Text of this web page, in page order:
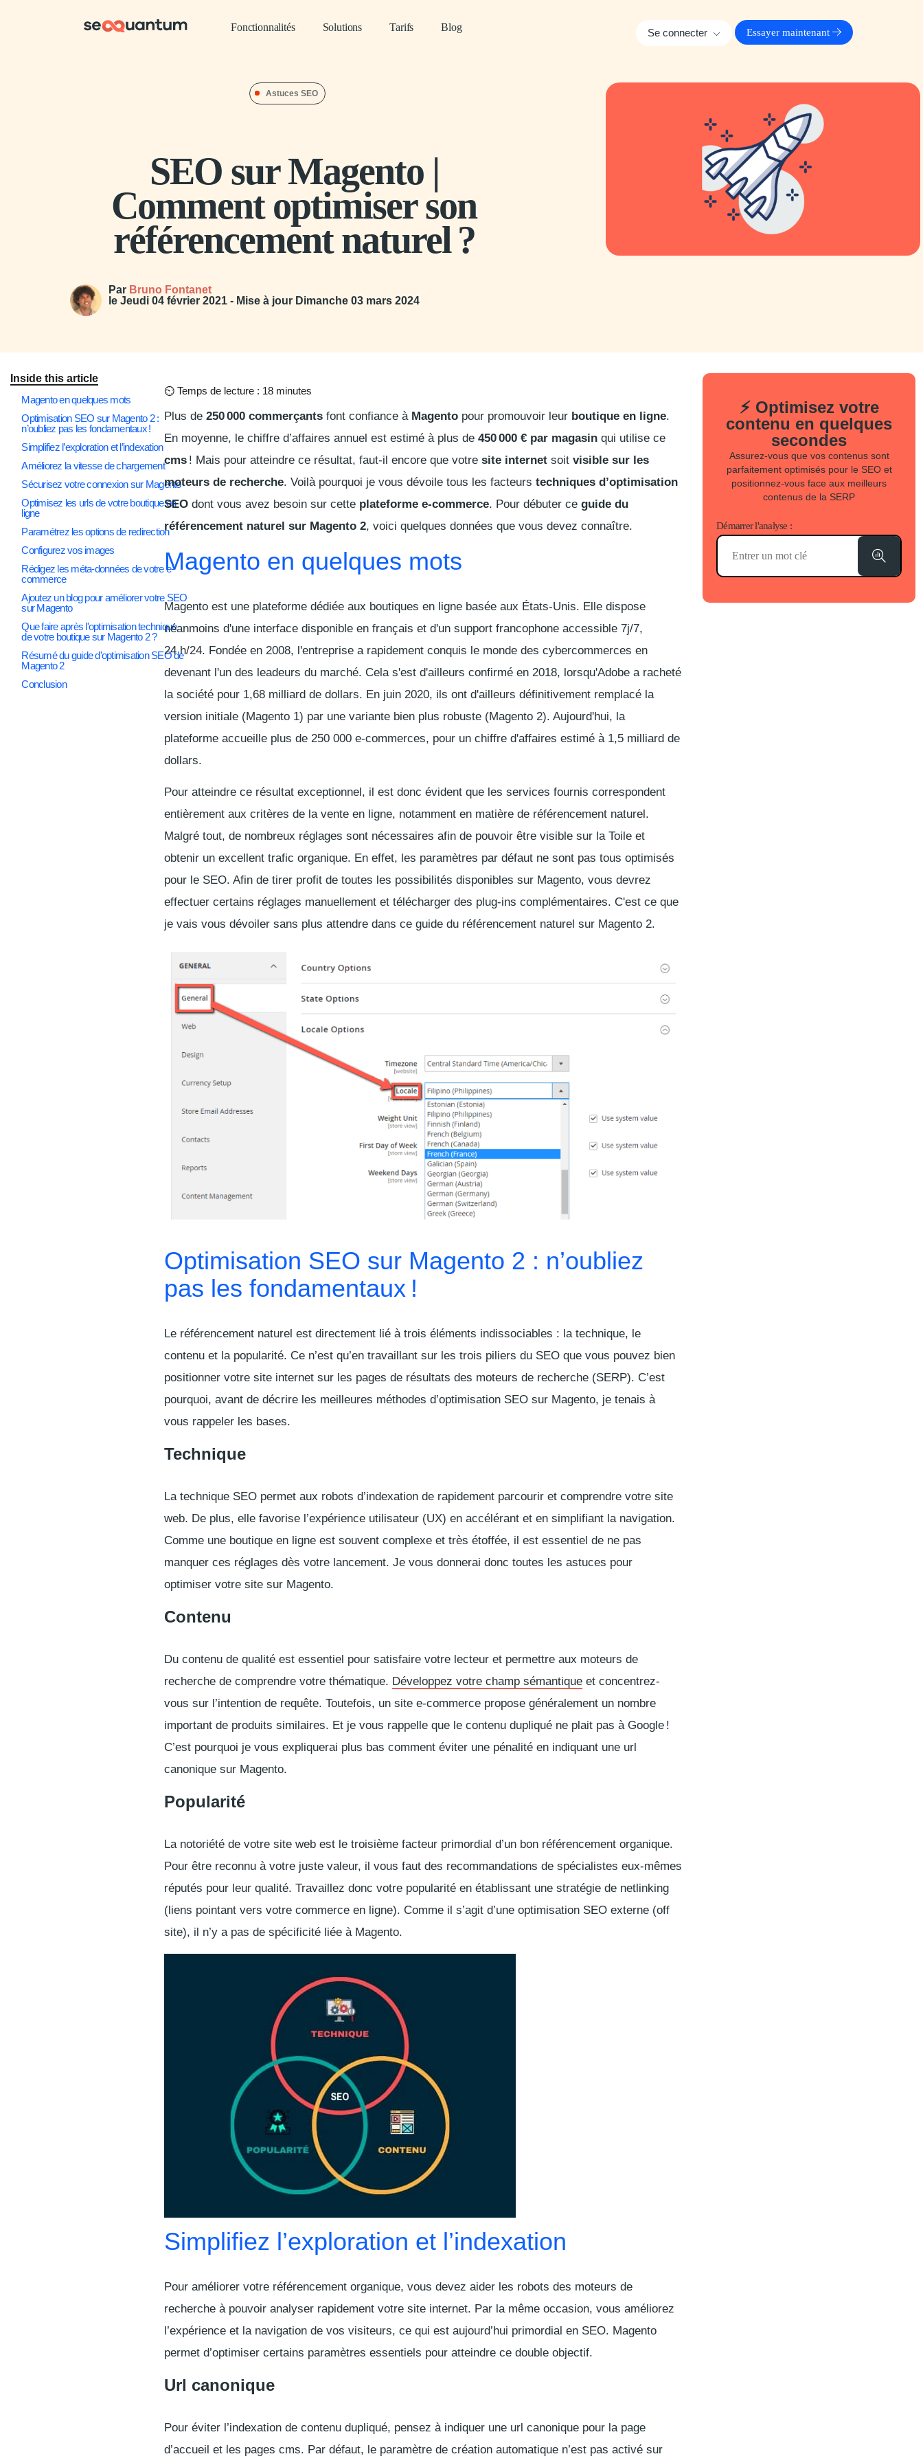
Fonctionnalités Solutions Tarifs Blog Se connecter Essayer maintenant
Astuces SEO
SEO sur Magento |
Comment optimiser son
référencement naturel ?
Par Bruno Fontanet
le Jeudi 04 février 2021 - Mise à jour Dimanche 03 mars 2024
Inside this article
Magento en quelques mots
Optimisation SEO sur Magento 2 :
n’oubliez pas les fondamentaux !
Simplifiez l’exploration et l’indexation
Améliorez la vitesse de chargement
Sécurisez votre connexion sur Magento
Optimisez les urls de votre boutique en
ligne
Paramétrez les options de redirection
Configurez vos images
Rédigez les méta-données de votre e-
commerce
Ajoutez un blog pour améliorer votre SEO
sur Magento
Que faire après l'optimisation technique
de votre boutique sur Magento 2 ?
Résumé du guide d'optimisation SEO de
Magento 2
Conclusion
⏲ Temps de lecture : 18 minutes
Plus de 250 000 commerçants font confiance à Magento pour promouvoir leur boutique en ligne.
En moyenne, le chiffre d’affaires annuel est estimé à plus de 450 000 € par magasin qui utilise ce
cms ! Mais pour atteindre ce résultat, faut-il encore que votre site internet soit visible sur les
moteurs de recherche. Voilà pourquoi je vous dévoile tous les facteurs techniques d’optimisation
SEO dont vous avez besoin sur cette plateforme e-commerce. Pour débuter ce guide du
référencement naturel sur Magento 2, voici quelques données que vous devez connaître.
Magento en quelques mots
Magento est une plateforme dédiée aux boutiques en ligne basée aux États-Unis. Elle dispose
néanmoins d'une interface disponible en français et d'un support francophone accessible 7j/7,
24 h/24. Fondée en 2008, l'entreprise a rapidement conquis le monde des cybercommerces en
devenant l'un des leadeurs du marché. Cela s'est d'ailleurs confirmé en 2018, lorsqu'Adobe a racheté
la société pour 1,68 milliard de dollars. En juin 2020, ils ont d'ailleurs définitivement remplacé la
version initiale (Magento 1) par une variante bien plus robuste (Magento 2). Aujourd'hui, la
plateforme accueille plus de 250 000 e-commerces, pour un chiffre d'affaires estimé à 1,5 milliard de
dollars.
Pour atteindre ce résultat exceptionnel, il est donc évident que les services fournis correspondent
entièrement aux critères de la vente en ligne, notamment en matière de référencement naturel.
Malgré tout, de nombreux réglages sont nécessaires afin de pouvoir être visible sur la Toile et
obtenir un excellent trafic organique. En effet, les paramètres par défaut ne sont pas tous optimisés
pour le SEO. Afin de tirer profit de toutes les possibilités disponibles sur Magento, vous devrez
effectuer certains réglages manuellement et télécharger des plug-ins complémentaires. C'est ce que
je vais vous dévoiler sans plus attendre dans ce guide du référencement naturel sur Magento 2.
Optimisation SEO sur Magento 2 : n’oubliez
pas les fondamentaux !
Le référencement naturel est directement lié à trois éléments indissociables : la technique, le
contenu et la popularité. Ce n’est qu’en travaillant sur les trois piliers du SEO que vous pouvez bien
positionner votre site internet sur les pages de résultats des moteurs de recherche (SERP). C’est
pourquoi, avant de décrire les meilleures méthodes d’optimisation SEO sur Magento, je tenais à
vous rappeler les bases.
Technique
La technique SEO permet aux robots d’indexation de rapidement parcourir et comprendre votre site
web. De plus, elle favorise l’expérience utilisateur (UX) en accélérant et en simplifiant la navigation.
Comme une boutique en ligne est souvent complexe et très étoffée, il est essentiel de ne pas
manquer ces réglages dès votre lancement. Je vous donnerai donc toutes les astuces pour
optimiser votre site sur Magento.
Contenu
Du contenu de qualité est essentiel pour satisfaire votre lecteur et permettre aux moteurs de
recherche de comprendre votre thématique. Développez votre champ sémantique et concentrez-
vous sur l’intention de requête. Toutefois, un site e-commerce propose généralement un nombre
important de produits similaires. Et je vous rappelle que le contenu dupliqué ne plait pas à Google !
C’est pourquoi je vous expliquerai plus bas comment éviter une pénalité en indiquant une url
canonique sur Magento.
Popularité
La notoriété de votre site web est le troisième facteur primordial d’un bon référencement organique.
Pour être reconnu à votre juste valeur, il vous faut des recommandations de spécialistes eux-mêmes
réputés pour leur qualité. Travaillez donc votre popularité en établissant une stratégie de netlinking
(liens pointant vers votre commerce en ligne). Comme il s’agit d’une optimisation SEO externe (off
site), il n’y a pas de spécificité liée à Magento.
Simplifiez l’exploration et l’indexation
Pour améliorer votre référencement organique, vous devez aider les robots des moteurs de
recherche à pouvoir analyser rapidement votre site internet. Par la même occasion, vous améliorez
l’expérience et la navigation de vos visiteurs, ce qui est aujourd’hui primordial en SEO. Magento
permet d’optimiser certains paramètres essentiels pour atteindre ce double objectif.
Url canonique
Pour éviter l’indexation de contenu dupliqué, pensez à indiquer une url canonique pour la page
d’accueil et les pages cms. Par défaut, le paramètre de création automatique n’est pas activé sur
⚡ Optimisez votre
contenu en quelques
secondes
Assurez-vous que vos contenus sont
parfaitement optimisés pour le SEO et
positionnez-vous face aux meilleurs
contenus de la SERP
Démarrer l'analyse :